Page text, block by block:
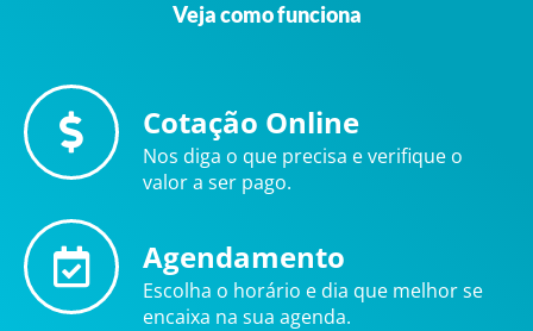
Veja como funciona
Cotação Online
Nos diga o que precisa e verifique o
valor a ser pago.
Agendamento
Escolha o horário e dia que melhor se
encaixa na sua agenda.